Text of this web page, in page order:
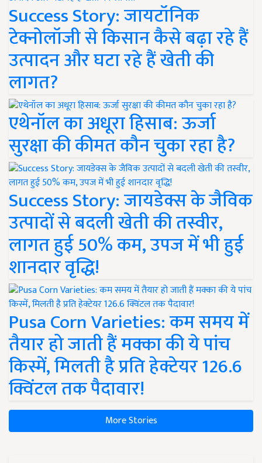
Success Story: जायटॉनिक
टेक्नोलॉजी से किसान कैसे बढ़ा रहे हैं
उत्पादन और घटा रहे हैं खेती की
लागत?
एथेनॉल का अधूरा हिसाब: ऊर्जा
सुरक्षा की कीमत कौन चुका रहा है?
Success Story: जायडेक्स के जैविक
उत्पादों से बदली खेती की तस्वीर,
लागत हुई 50% कम, उपज में भी हुई
शानदार वृद्धि!
Pusa Corn Varieties: कम समय में
तैयार हो जाती हैं मक्का की ये पांच
किस्में, मिलती है प्रति हेक्टेयर 126.6
क्विंटल तक पैदावार!
More Stories